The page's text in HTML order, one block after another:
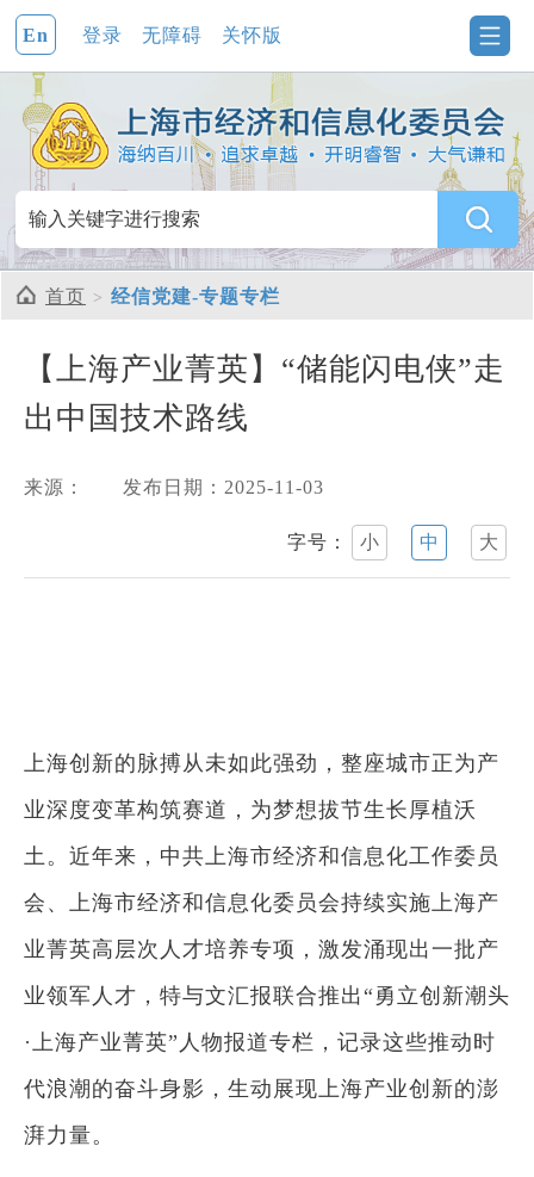
En 登录 无障碍 关怀版
首页 经信党建-专题专栏
【上海产业菁英】“储能闪电侠”走
出中国技术路线
来源： 发布日期：2025-11-03
字号：小 中 大
上海创新的脉搏从未如此强劲，整座城市正为产
业深度变革构筑赛道，为梦想拔节生长厚植沃
土。近年来，中共上海市经济和信息化工作委员
会、上海市经济和信息化委员会持续实施上海产
业菁英高层次人才培养专项，激发涌现出一批产
业领军人才，特与文汇报联合推出“勇立创新潮头
·上海产业菁英”人物报道专栏，记录这些推动时
代浪潮的奋斗身影，生动展现上海产业创新的澎
湃力量。